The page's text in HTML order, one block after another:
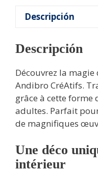
Descripción
Descripción
Découvrez la
Andibro CréAtifs.
grâce à cette forme
adultes. Parfait
de magnifiques
Une déco
intérieur